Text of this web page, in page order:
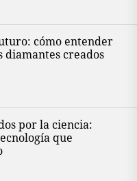
cómo entender
diamantes creados
por la ciencia:
que